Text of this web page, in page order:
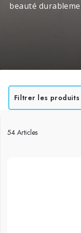
beauté
Filtrer les produits
54 Articles